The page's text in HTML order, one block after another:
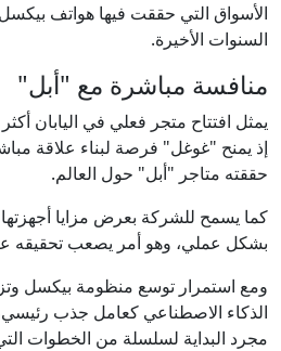
الأسواق التي حققت فيها هواتف
السنوات الأخيرة.
منافسة مباشرة مع "أبل"
يمثل افتتاح متجر فعلي في اليابان
إذ يمنح "غوغل" فرصة لبناء علاقة
حققته متاجر "أبل" حول العالم.
كما يسمح للشركة بعرض مزايا
بشكل عملي، وهو أمر يصعب تحقيقه عبر
ومع استمرار توسع منظومة بيكسل
الذكاء الاصطناعي كعامل جذب
مجرد البداية لسلسلة من الخطوات